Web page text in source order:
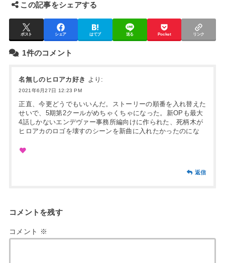
この記事をシェアする
ポスト シェア はてブ 送る Pocket リンク
1件のコメント
名無しのヒロアカ好き より:
2021年6月27日 12:23 PM
正直、今更どうでもいいんだ。ストーリーの順番を入れ替えた
せいで、5期第2クールがめちゃくちゃになった。新OPも最大
4話しかないエンデヴァー事務所編向けに作られた、死柄木が
ヒロアカのロゴを壊すのシーンを新曲に入れたかったのにな
返信
コメントを残す
コメント ※